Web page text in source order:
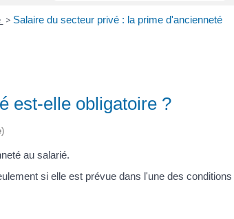
> Salaire du secteur privé : la prime d'ancienneté
est-elle obligatoire ?
au salarié.
si elle est prévue dans l'une des conditions